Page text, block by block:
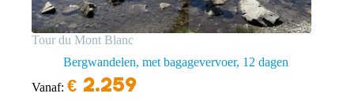
Tour du Mont Blanc
Bergwandelen, met bagagevervoer 12 dagen
Vanaf: € 2.259